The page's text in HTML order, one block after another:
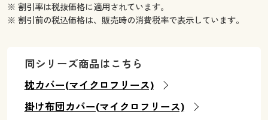
※ 割引率は税抜価格に適用されています。
※ 割引前の税込価格は、販売時の消費税率で表示しています。
同シリーズ商品はこちら
枕カバー(マイクロフリース)
掛け布団カバー(マイクロフリース)